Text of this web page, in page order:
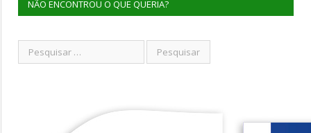
NÃO ENCONTROU O QUE QUERIA?